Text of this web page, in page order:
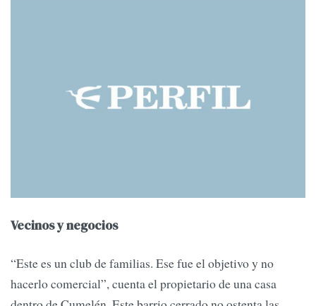
Vecinos y negocios
“Este es un club de familias. Ese fue el objetivo y no
hacerlo comercial”, cuenta el propietario de una casa